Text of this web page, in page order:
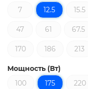
7
12.5 15.5
47 61 67.5
170 186 213
Мощность (Вт)
100
175 220